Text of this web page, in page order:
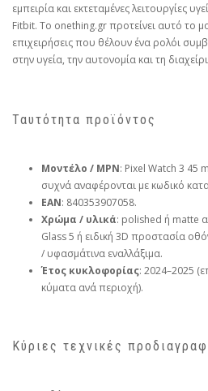
εμπειρία και εκτεταμένες λειτουργίες
Fitbit. Το onething.gr προτείνει αυτό το
επιχειρήσεις που θέλουν ένα ρολόι
στην υγεία, την αυτονομία και τη
Ταυτότητα προϊόντος
Μοντέλο / MPN: Pixel Watch 3 45
συχνά αναφέρονται με κωδικό
EAN: 840353907058.
Χρώμα / υλικά: polished ή matte
Glass 5 ή ειδική 3D προστασία
/ υφασμάτινα εναλλάξιμα.
Έτος κυκλοφορίας: 2024–2025
κύματα ανά περιοχή).
Κύριες τεχνικές